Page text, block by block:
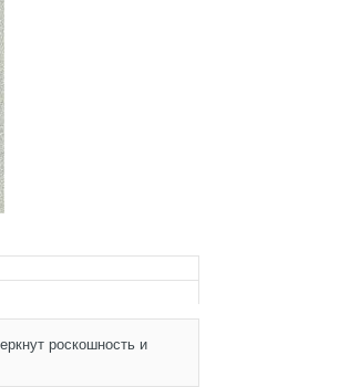
роскошность и